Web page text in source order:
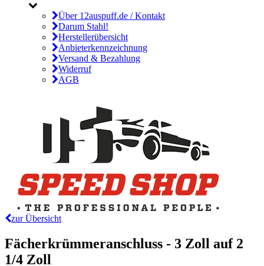
Über 12auspuff.de / Kontakt
Darum Stahl!
Herstellerübersicht
Anbieterkennzeichnung
Versand & Bezahlung
Widerruf
AGB
zur Übersicht
Fächerkrümmeranschluss - 3 Zoll auf 2
1/4 Zoll